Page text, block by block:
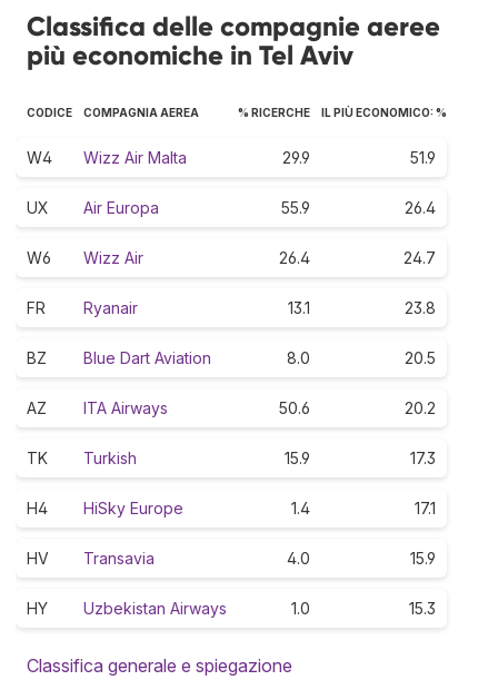
Classifica delle compagnie aeree
più economiche in Tel Aviv
CODICE COMPAGNIA AEREA % RICERCHE IL PIÙ ECONOMICO: %
W4 Wizz Air Malta 29.9 51.9
UX Air Europa 55.9 26.4
W6 Wizz Air 26.4 24.7
FR Ryanair 13.1 23.8
BZ Blue Dart Aviation 8.0 20.5
AZ ITA Airways 50.6 20.2
TK Turkish 15.9 17.3
H4 HiSky Europe 1.4 17.1
HV Transavia 4.0 15.9
HY Uzbekistan Airways 1.0 15.3
Classifica generale e spiegazione